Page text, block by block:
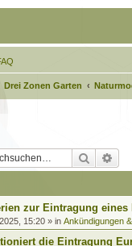
Drei Zonen Garten
Suche
zur Eintragung eines
15:20 » in Ankündigungen
die Eintragung